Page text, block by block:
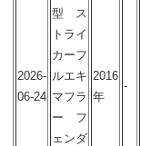
2026-
06-24
型 ス
トライ
カーフ
ルエキ
マフラ
ー フ
ェンダ
2016
年
-